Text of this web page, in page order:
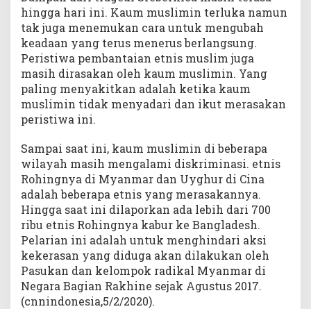
hingga hari ini. Kaum muslimin terluka namun
tak juga menemukan cara untuk mengubah
keadaan yang terus menerus berlangsung.
Peristiwa pembantaian etnis muslim juga
masih dirasakan oleh kaum muslimin. Yang
paling menyakitkan adalah ketika kaum
muslimin tidak menyadari dan ikut merasakan
peristiwa ini.
Sampai saat ini, kaum muslimin di beberapa
wilayah masih mengalami diskriminasi. etnis
Rohingnya di Myanmar dan Uyghur di Cina
adalah beberapa etnis yang merasakannya.
Hingga saat ini dilaporkan ada lebih dari 700
ribu etnis Rohingnya kabur ke Bangladesh.
Pelarian ini adalah untuk menghindari aksi
kekerasan yang diduga akan dilakukan oleh
Pasukan dan kelompok radikal Myanmar di
Negara Bagian Rakhine sejak Agustus 2017.
(cnnindonesia,5/2/2020).